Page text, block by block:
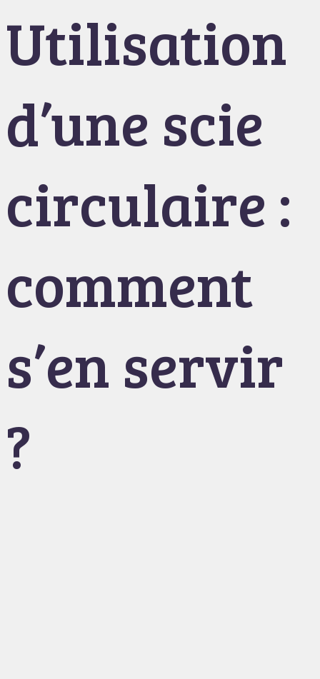
Utilisation
d’une scie
circulaire :
comment
s’en servir
?